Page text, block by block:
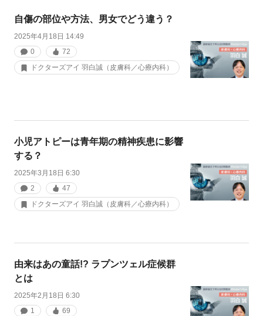
自傷の部位や方法、男女でどう違う？
2025年4月18日 14:49
0
72
ドクターズアイ 羽白誠（皮膚科／心療内科）
小児アトピーは青年期の精神疾患に影響
する？
2025年3月18日 6:30
2
47
ドクターズアイ 羽白誠（皮膚科／心療内科）
由来はあの童話!? ラプンツェル症候群
とは
2025年2月18日 6:30
1
69